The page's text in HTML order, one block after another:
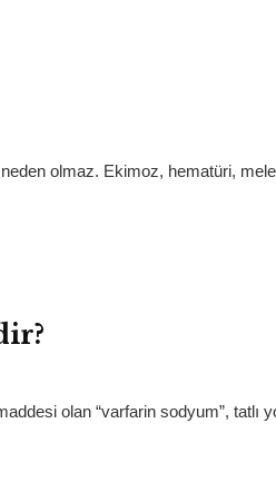
olmaz. Ekimoz, hematüri,
olan “varfarin sodyum”, tatlı